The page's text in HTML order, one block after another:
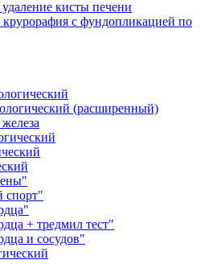
кисты печени
крурорафия с фундопликацией по
(расширенный)
спорт"
+ тредмил тест"
и сосудов"